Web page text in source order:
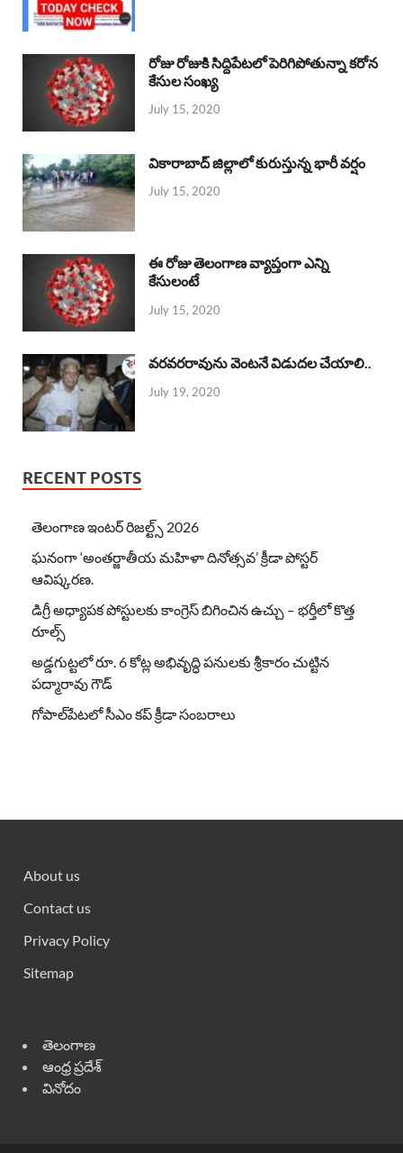
రోజు రోజుకి సిద్దిపేటలో పెరిగిపోతున్నా కరోన
కేసుల సంఖ్య
July 15, 2020
వికారాబాద్ జిల్లాలో కురుస్తున్న భారీ వర్షం
July 15, 2020
ఈ రోజు తెలంగాణ వ్యాప్తంగా ఎన్ని
కేసులంటే
July 15, 2020
వరవరరావును వెంటనే విడుదల చేయాలి..
July 19, 2020
RECENT POSTS
తెలంగాణ ఇంటర్ రిజల్ట్స్ 2026
ఘనంగా ‘అంతర్జాతీయ మహిళా దినోత్సవ’ క్రీడా పోస్టర్
ఆవిష్కరణ.
డిగ్రీ అధ్యాపక పోస్టులకు కాంగ్రెస్ బిగించిన ఉచ్చు – భర్తీలో కొత్త
రూల్స్
అడ్డగుట్టలో రూ. 6 కోట్ల అభివృద్ధి పనులకు శ్రీకారం చుట్టిన
పద్మారావు గౌడ్
గోపాల్‌పేటలో సీఎం కప్ క్రీడా సంబరాలు
About us
Contact us
Privacy Policy
Sitemap
తెలంగాణ
ఆంధ్ర ప్రదేశ్
వినోదం